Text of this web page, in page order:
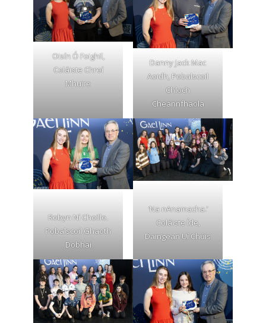
Oisín Ó Foighil,
Coláiste Chroí
Mhuire
Danny Jack Mac
Aoidh, Pobalscoil
Chloch
Cheannfhaola
Robyn Ní Choille.
Pobalscoil Ghaoth
Dobhai
‘Na nAnamacha.’
Coláiste Íde,
Daingean Uí Chúis